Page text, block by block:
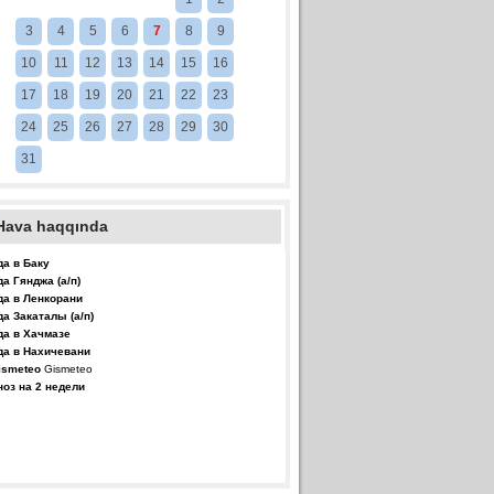
3 4 5 6 7 8 9
10 11 12 13 14 15 16
17 18 19 20 21 22 23
24 25 26 27 28 29 30
31
haqqında
в Баку
Гянджа (а/п)
в Ленкорани
Закаталы (а/п)
в Хачмазе
в Нахичевани
Gismeteo
на 2 недели